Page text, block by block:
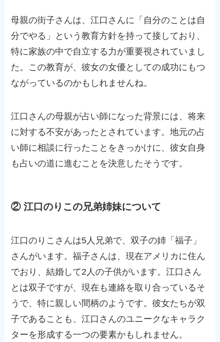
母親の街子さんは、江口さんに「自分のことは自
分でやる」という教育方針を持って接しており、
特に家族の中で自立する力が重要視されていまし
た。この教育が、彼女の女優としての成功にもつ
ながっているのかもしれませんね。
江口さんの母親が占い師になった背景には、将来
に対する不安があったとされています。地元の占
い師に相談に行ったことをきっかけに、彼女自身
も占いの道に進むことを決意したそうです。
② 江口のりこの兄弟姉妹について
江口のりこさんは5人兄弟で、双子の姉「福子」
さんがいます。福子さんは、現在アメリカに住ん
でおり、結婚して2人の子供がいます。江口さん
とは双子ですが、現在も連絡を取り合っているそ
うで、特に親しい間柄のようです。彼女たちが双
子であることも、江口さんのユニークなキャラク
ターを形成する一つの要素かもしれません。